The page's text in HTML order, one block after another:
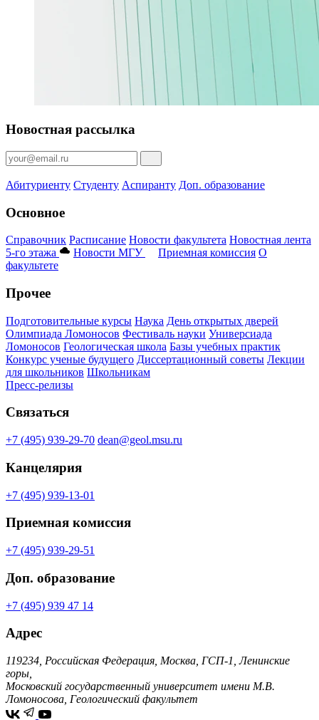
Новостная рассылка
Абитуриенту Студенту Аспиранту Доп. образование
Основное
Справочник Расписание Новости факультета Новостная лента
5-го этажа
Новости МГУ Приемная комиссия О
факультете
Прочее
Подготовительные курсы Наука День открытых дверей
Олимпиада Ломоносов Фестиваль науки Универсиада
Ломоносов Геологическая школа Базы учебных практик
Конкурс ученые будущего Диссертационный советы Лекции
для школьников Школьникам
Пресс-релизы
Связаться
+7 (495) 939-29-70 dean@geol.msu.ru
Канцелярия
+7 (495) 939-13-01
Приемная комиссия
+7 (495) 939-29-51
Доп. образование
+7 (495) 939 47 14
Адрес
119234, Российская Федерация, Москва, ГСП-1, Ленинские
горы,
Московский государственный университет имени М.В.
Ломоносова, Геологический факультет